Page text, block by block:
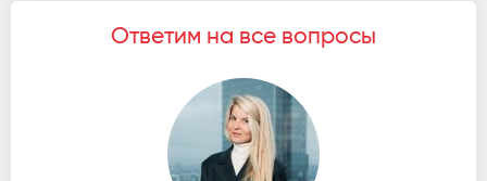
Ответим на все вопросы